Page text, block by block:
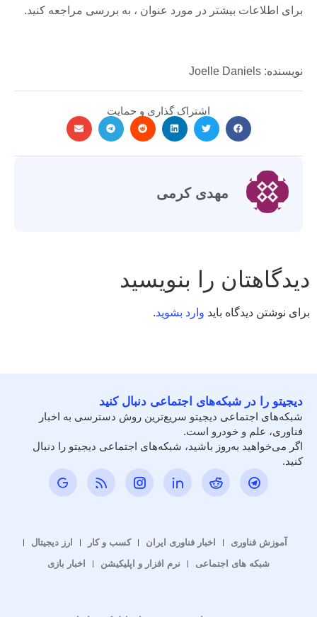
برای اطلاعات بیشتر در مورد عنوان ، به بررسی مراجعه کنید.
نویسنده: Joelle Daniels
اشتراک گذاری و حمایت
مهدی کرمی
دیدگاهتان را بنویسید
برای نوشتن دیدگاه باید وارد بشوید.
دیجیتو را در شبکه‌های اجتماعی دنبال کنید
شبکه‌های اجتماعی دیجیتو سریع‌ترین روش دسترسی به اخبار
فناوری، علم و خودرو است.
اگر می‌خواهید به‌روز باشید، شبکه‌های اجتماعی دیجیتو را دنبال
کنید.
آموزش فناوری اخبار فناوری ایران کسب و کار
ارز دیجیتال
شبکه های اجتماعی
نرم افزار و اپلیکیشن اخبار بازی